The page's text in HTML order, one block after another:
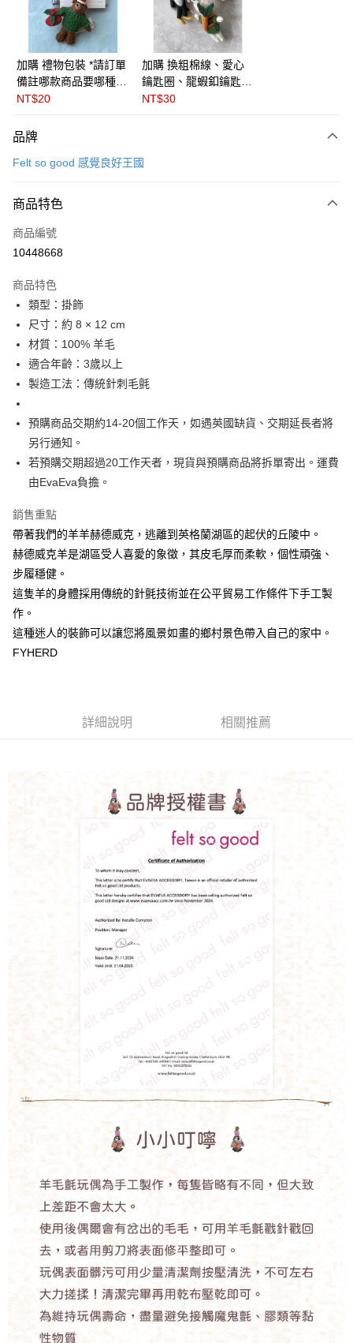
華南商業銀行
彰化商業銀行
上海商業儲蓄銀行
台北富邦商業銀行
國泰世華商業銀行
兆豐國際商業銀行
臺灣中小企業銀行
台中商業銀行
匯豐（台灣）商業銀行
華泰商業銀行
聯邦商業銀行
遠東國際商業銀行
元大商業銀行
台新國際商業銀行
台灣樂天信用卡公司
合作金庫商業銀行
第一商業銀行
華南商業銀行
彰化商業銀行
上海商業儲蓄銀行
台北富邦商業銀行
國泰世華商業銀行
兆豐國際商業銀行
臺灣中小企業銀行
台中商業銀行
匯豐（台灣）商業銀行
元大商業銀行
玉山商業銀行
台新國際商業銀行
LINE Pay
Apple Pay
悠遊付
Google Pay
全盈+PAY
ATM付款
運送方式
付款後全家取貨
每筆NT$60
付款後萊爾富取貨
每筆NT$60
付款後7-11取貨
每筆NT$60
宅配
每筆NT$60，滿NT$1,000(含以上)免運費
海外配送 查看運費
加購 禮物包裝 *請訂單
備註哪款商品要哪種包
裝* 🇬🇧英國Felt so
NT$20
加購 換粗棉線、愛心
鑰匙圈、龍蝦釦鑰匙圈
( 三款可選) ＊請在訂
NT$30
品牌
Felt so good 感覺良好王國
商品特色
商品編號
10448668
商品特色
類型：掛飾
尺寸：約 8 × 12 cm
材質：100% 羊毛
適合年齡：3歲以上
製造工法：傳統針刺毛氈
預購商品交期約14-20個工作天，如遇英國缺貨、交期延長者將
另行通知。
若預購交期超過20工作天者，現貨與預購商品將拆單寄出。運費
由EvaEva負擔。
銷售重點
帶著我們的羊羊赫德威克，逃離到英格蘭湖區的起伏的丘陵中。
赫德威克羊是湖區受人喜愛的象徵，其皮毛厚而柔軟，個性頑強、
步履穩健。
這隻羊的身體採用傳統的針氈技術並在公平貿易工作條件下手工製
作。
這種迷人的裝飾可以讓您將風景如畫的鄉村景色帶入自己的家中。
FYHERD
詳細說明 相關推薦